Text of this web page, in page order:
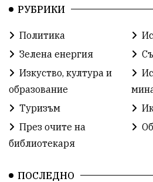
РУБРИКИ
Политика
Зелена енергия
Изкуство, култура и
образование
Туризъм
През очите на
библиотекаря
ПОСЛЕДНО